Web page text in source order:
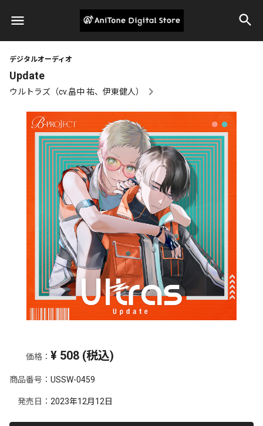
デジタルオーディオ
Update
ウルトラズ（cv.畠中 祐、伊東健人）
価格： ¥ 508 (税込)
商品番号： USSW-0459
発売日： 2023年12月12日